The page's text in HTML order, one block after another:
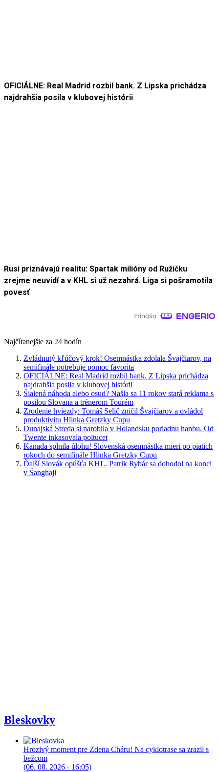
OFICIÁLNE: Real Madrid rozbil bank. Z Lipska prichádza
najdrahšia posila v klubovej histórii
Rusi priznávajú realitu: Spartak milióny od Ružičku
zrejme neuvidí a v KHL si už nezahrá. Liga si pošramotila
povesť
Najčítanejšie za 24 hodín
Zvládnutý kľúčový krok! Osemnástka zdolala Švajčiarov, na
semifinále potrebuje pomoc favorita
OFICIÁLNE: Real Madrid rozbil bank. Z Lipska prichádza
najdrahšia posila v klubovej histórii
Šialená náhoda alebo osud? Našla sa 11 rokov stará reklama s
posilou Slovana a trénerom Tourém
Zrodenie hviezdy: Tomáš Selič zničil Švajčiarov a ovládol
produktivitu Hlinka Gretzky Cupu
Dunajská Streda si narobila v Holandsku poriadnu hanbu. Od
Twente inkasovala poltucet
Kanada splnila úlohu! Slovenská osemnástka mieri po piatich
rokoch do semifinále Hlinka Gretzky Cupu
Ďalší Slovák opúšťa KHL. Patrik Rybár sa dohodol na konci
v Šanghaji
Bleskovky
Hrozivý moment pre Zdena Cháru! Na cyklotrase sa zrazil s
bežcom
(06. 08. 2026 - 16:05)